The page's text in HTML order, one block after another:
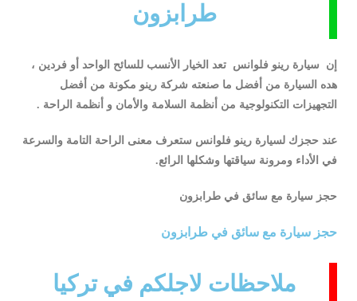
طرابزون
إن سيارة رينو فلوانس تعد الخيار الأنسب للسائح الواحد أو فردين ،
هده السيارة من أفضل ما صنعته شركة رينو مكونة من أفضل
التجهيزات التكنولوجية من أنظمة السلامة والأمان و أنظمة الراحة .
عند حجزك لسيارة رينو فلوانس ستعرف معنى الراحة التامة والسرعة
في الأداء ومرونة سياقتها وشكلها الرائع.
حجز سيارة مع سائق في طرابزون
حجز سيارة مع سائق في طرابزون
ملاحظات لاجلكم في تركيا